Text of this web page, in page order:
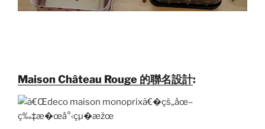
Maison Château Rouge 的聯名設計: